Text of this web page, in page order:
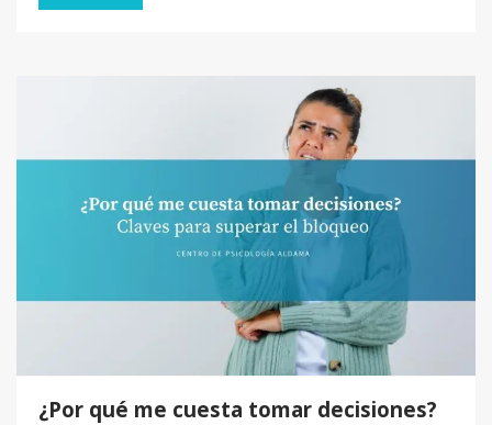
¿Por qué me cuesta tomar decisiones?